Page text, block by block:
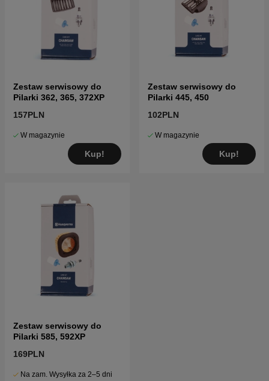
Zestaw serwisowy do
Pilarki 362, 365, 372XP
157PLN
W magazynie
Kup!
Zestaw serwisowy do
Pilarki 445, 450
102PLN
W magazynie
Kup!
Zestaw serwisowy do
Pilarki 585, 592XP
169PLN
Na zam. Wysyłka za 2–5 dni